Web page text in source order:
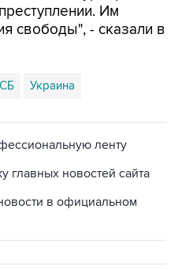
Им
свободы", - сказали в
Украина
ленту
главных новостей сайта
в официальном